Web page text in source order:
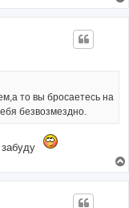
то вы бросаетесь на
безвозмездно.